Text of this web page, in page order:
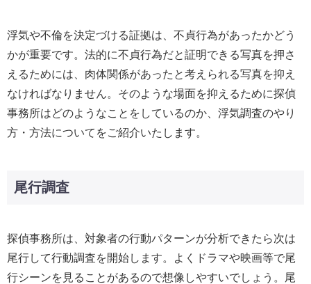
浮気や不倫を決定づける証拠は、不貞行為があったかどう
かが重要です。法的に不貞行為だと証明できる写真を押さ
えるためには、肉体関係があったと考えられる写真を抑え
なければなりません。そのような場面を抑えるために探偵
事務所はどのようなことをしているのか、浮気調査のやり
方・方法についてをご紹介いたします。
尾行調査
探偵事務所は、対象者の行動パターンが分析できたら次は
尾行して行動調査を開始します。よくドラマや映画等で尾
行シーンを見ることがあるので想像しやすいでしょう。尾